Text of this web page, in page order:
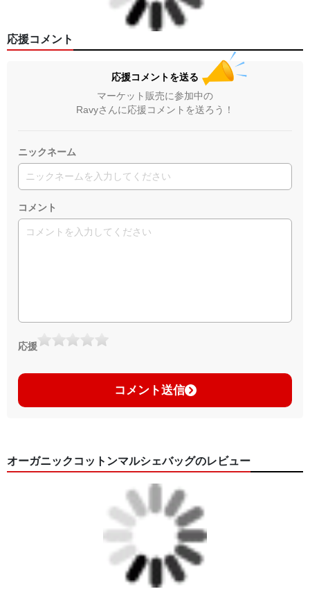
応援コメント
応援コメントを送る
マーケット販売に参加中の
Ravyさんに応援コメントを送ろう！
ニックネーム
コメント
応援
コメント送信
オーガニックコットンマルシェバッグのレビュー